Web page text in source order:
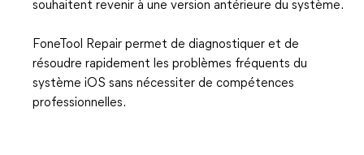
souhaitent revenir à une version antérieure du système.
FoneTool Repair permet de diagnostiquer et de
résoudre rapidement les problèmes fréquents du
système iOS sans nécessiter de compétences
professionnelles.